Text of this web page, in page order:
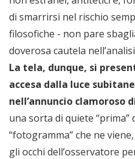
di smarrirsi nel rischio
filosofiche - non pare
doverosa cautela
La tela, dunque, si
accesa dalla luce
nell’annuncio clamoroso
una sorta di quiete “prima”
“fotogramma” che ne
gli occhi dell’osservatore